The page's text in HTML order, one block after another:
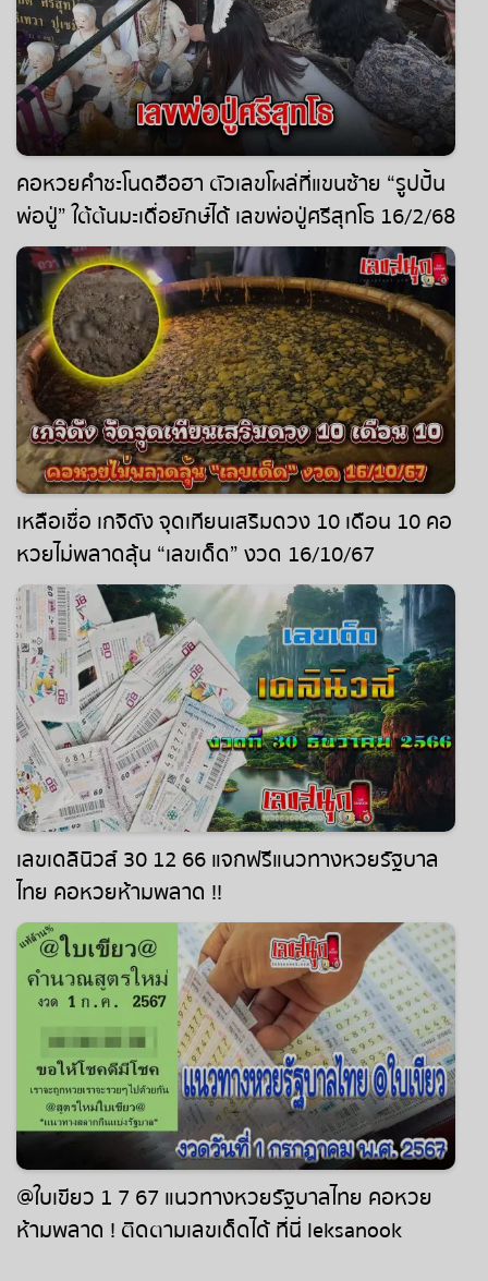
คอหวยคำชะโนดฮือฮา ตัวเลขโผล่ที่แขนซ้าย “รูปปั้น
พ่อปู่” ใต้ต้นมะเดื่อยักษ์ได้ เลขพ่อปู่ศรีสุทโธ 16/2/68
ลุ้นรวย
เหลือเชื่อ เกจิดัง จุดเทียนเสริมดวง 10 เดือน 10 คอ
หวยไม่พลาดลุ้น “เลขเด็ด” งวด 16/10/67
เลขเดลินิวส์ 30 12 66 แจกฟรีแนวทางหวยรัฐบาล
ไทย คอหวยห้ามพลาด !!
@ใบเขียว 1 7 67 แนวทางหวยรัฐบาลไทย คอหวย
ห้ามพลาด ! ติดตามเลขเด็ดได้ ที่นี่ leksanook